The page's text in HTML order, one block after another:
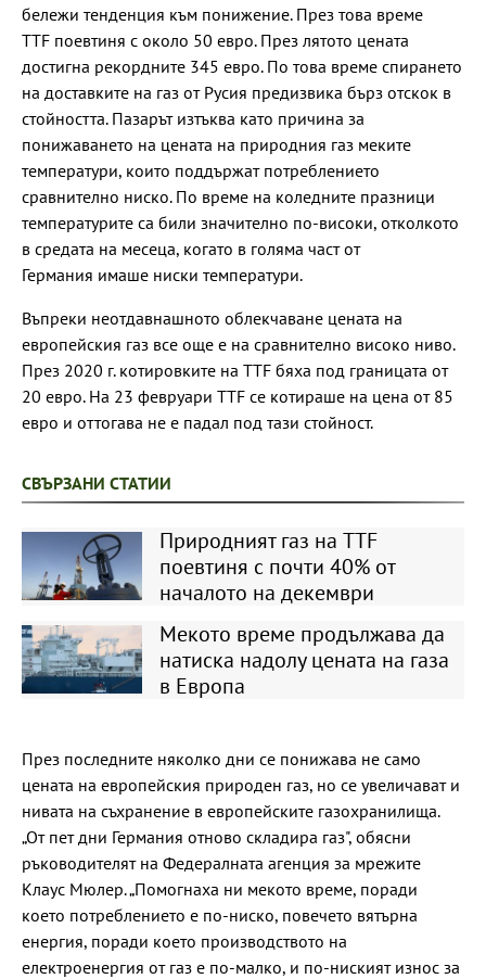
бележи тенденция към понижение. През това време
TTF поевтиня с около 50 евро. През лятото цената
достигна рекордните 345 евро. По това време спирането
на доставките на газ от Русия предизвика бърз отскок в
стойността. Пазарът изтъква като причина за
понижаването на цената на природния газ меките
температури, които поддържат потреблението
сравнително ниско. По време на коледните празници
температурите са били значително по-високи, отколкото
в средата на месеца, когато в голяма част от
Германия имаше ниски температури.
Въпреки неотдавнашното облекчаване цената на
европейския газ все още е на сравнително високо ниво.
През 2020 г. котировките на TTF бяха под границата от
20 евро. На 23 февруари TTF се котираше на цена от 85
евро и оттогава не е падал под тази стойност.
СВЪРЗАНИ СТАТИИ
Природният газ на TTF
поевтиня с почти 40% от
началото на декември
Мекото време продължава да
натиска надолу цената на газа
в Европа
През последните няколко дни се понижава не само
цената на европейския природен газ, но се увеличават и
нивата на съхранение в европейските газохранилища.
„От пет дни Германия отново складира газ", обясни
ръководителят на Федералната агенция за мрежите
Клаус Мюлер. „Помогнаха ни мекото време, поради
което потреблението е по-ниско, повечето вятърна
енергия, поради което производството на
електроенергия от газ е по-малко, и по-ниският износ за